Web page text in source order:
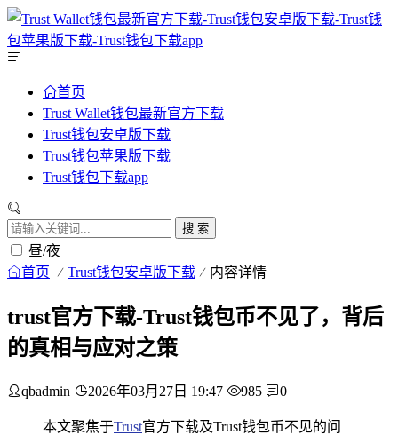
首页
Trust Wallet钱包最新官方下载
Trust钱包安卓版下载
Trust钱包苹果版下载
Trust钱包下载app
搜 索
昼/夜
首页 Trust钱包安卓版下载 内容详情
trust官方下载-Trust钱包币不见了，背后
的真相与应对之策
qbadmin 2026年03月27日 19:47 985 0
本文聚焦于Trust官方下载及Trust钱包币不见的问